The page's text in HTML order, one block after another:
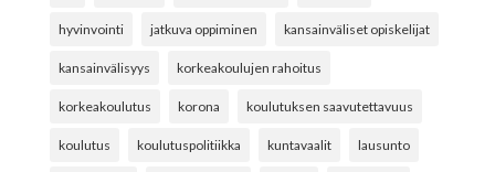
hyvinvointi jatkuva oppiminen kansainväliset opiskelijat
kansainvälisyys korkeakoulujen rahoitus
korkeakoulutus korona koulutuksen saavutettavuus
koulutus koulutuspolitiikka kuntavaalit lausunto